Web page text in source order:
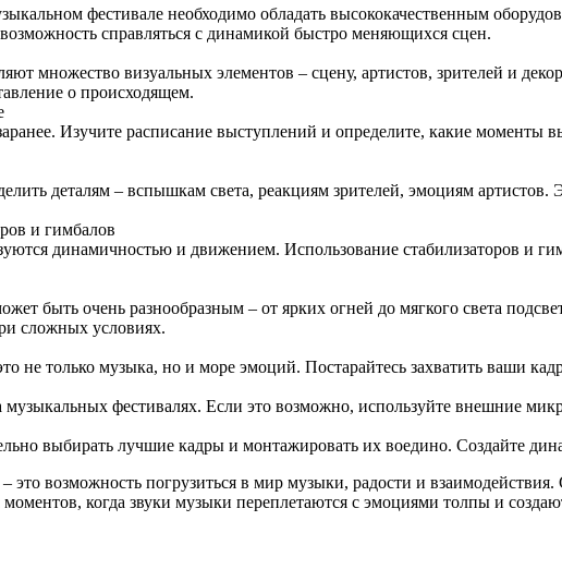
фестивале необходимо обладать высококачественным
справляться с динамикой быстро меняющихся сцен.
множество визуальных элементов – сцену, артистов, зрителей и
о происходящем.
Изучите расписание выступлений и определите, какие
деталям – вспышкам света, реакциям зрителей, эмоциям
и гимбалов
динамичностью и движением. Использование стабилизаторов и
быть очень разнообразным – от ярких огней до мягкого света
сложных условиях.
не только музыка, но и море эмоций. Постарайтесь захватить ваши
фестивалях. Если это возможно, используйте внешние
выбирать лучшие кадры и монтажировать их воедино. Создайте
это возможность погрузиться в мир музыки, радости и
когда звуки музыки переплетаются с эмоциями толпы и